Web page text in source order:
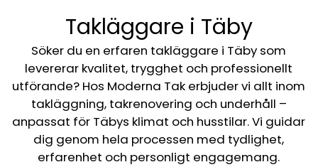
Takläggare i Täby
Söker du en erfaren takläggare i Täby som
levererar kvalitet, trygghet och professionellt
utförande? Hos Moderna Tak erbjuder vi allt inom
takläggning, takrenovering och underhåll –
anpassat för Täbys klimat och husstilar. Vi guidar
dig genom hela processen med tydlighet,
erfarenhet och personligt engagemang.